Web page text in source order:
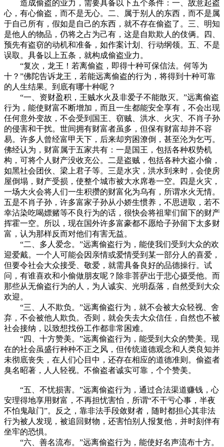
造成偷盗的业力，需要具备以下五个条件：一、故意起盗
心，有心偷盗，而不是无心。二、属于别人的东西，而不是属
于自己所有，假如是自己的东西，就不存在偷盗了。三、明知
是他人的物品，仍将之占为己有，这是自欺欺人的伎俩。四、
预先有盗窃的动机和准备，如作案计划、行动纲领。五、不是
误取。具备以上五条，就构成偷盗业力。
“复次，龙王！若离偷盗，即得十种可保信法。何等为
十？”佛陀告诉龙王，若能远离偷盗的行为，将得到十种可靠
的人生结果。到底有哪十种呢？
“一、资财盈积，王贼水火及非爱子不能散灭。”远离偷盗
行为，能使财富不断增加，而且一生都能安全享有，不会出现
任何意外变故，不会受到国王、窃贼、洪水、火灾、不肖子孙
的侵害和干扰。世间拥有财富者虽多，但保有财富却并不容
易。许多人曾经富甲天下，后来却穷困潦倒，甚至沦为乞丐。
佛经认为，财富属于五家共有：一是国王，包括各种权势机
构，可将个人财产没收充公。二是盗贼，包括各种大盗小偷，
如黑社会团伙、梁上君子等。三是水灾，洪水到来时，会使房
屋倒塌，财产受损，使整个城市被大水席卷一空。四是火灾，
一场大火会将人们一生积攒的财富化为乌有，所谓水火无情。
五是不肖子孙，许多富家子孙从小娇生惯养，不思进取，若不
幸沾染吃喝嫖赌等不良行为的话，很快会将祖辈们留下的财产
挥霍一空。所以，现在国外许多富豪都不愿给子孙留下太多财
富，认为那样反而对他们有害无益。
“二、多人爱念。”远离偷盗行为，能使我们受到大众的欢
迎爱戴。一个人可能会因亲情或爱情受到某一部分人的喜爱，
但要令社会大众接受、敬爱，就需具备良好的品德操行。试
问，有谁喜欢和小偷做朋友呢？除非菩萨出于悲心摄受他。而
那些从无偷盗行为的人，为人诚实、光明磊落，自然受到大众
欢迎。
“三、人不欺负。”远离偷盗行为，就不会被大众轻视、舍
弃，不会被他人欺负。否则，就会失去大众信任，自然也不被
社会接纳，以致想找份工作都非常困难。
“四、十方赞美。”远离偷盗行为，能受到大众的赞美。现
在的社会虽盛行种种不正之风，但传统道德观念和人类良知并
未彻底丧失，在人们心目中，还存在相应的道德准则。偷盗者
臭名昭著，人人轻视。不偷盗者诚实可靠，个个赞美。
“五、不忧损害。”远离偷盗行为，通过合法渠道赚钱，心
安理得地享用财富，不再担忧害怕，所谓“不干亏心事，半夜
不怕鬼敲门”。反之，靠非法手段敛财者，随时都担心其非法
行为被人发现，被追回财物，还害怕别人报复他，并时刻伴有
坐牢的恐惧。
“六、善名流布。”远离偷盗行为，能使好名声流布十方。